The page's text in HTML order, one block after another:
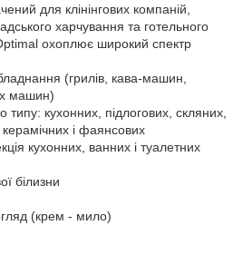
для клінінгових компаній,
харчування та готельного
охоплює широкий спектр
(грилів, кава-машин,
машин)
типу: кухонних, підлогових, скляних,
і фаянсових
кухонних, ванних і туалетних
білизни
(крем - мило)